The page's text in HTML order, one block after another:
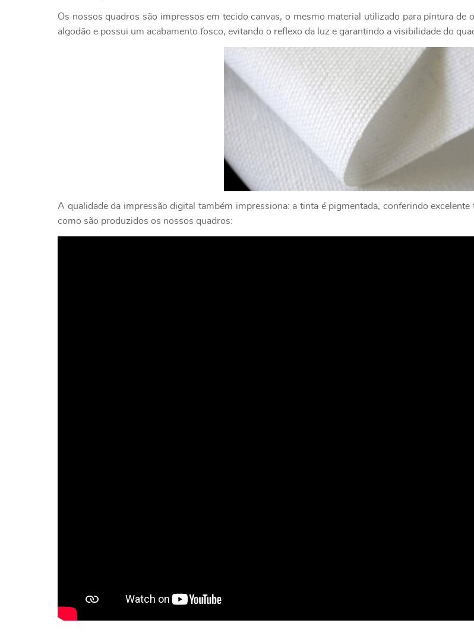
Os nossos quadros são impressos em tecido canvas, o mesmo material utilizado para pintura
algodão e possui um acabamento fosco, evitando o reflexo da luz e garantindo a visibilidade do
A qualidade da impressão digital também impressiona: a tinta é pigmentada, conferindo
como são produzidos os nossos quadros: